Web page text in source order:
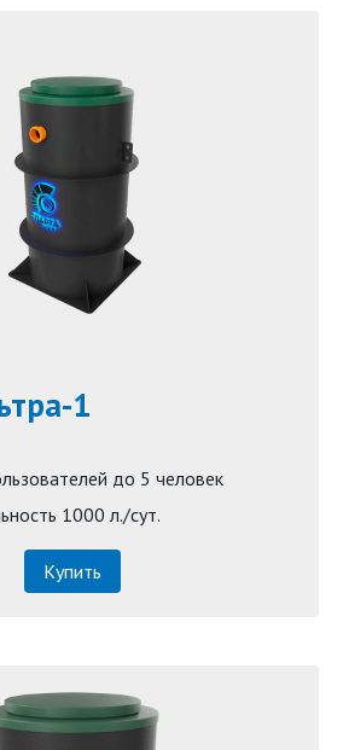
1
до 5 человек
1000 л./сут.
Купить